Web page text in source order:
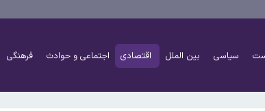
سیاسی بین الملل اقتصادی اجتماعی و حوادث فرهنگی